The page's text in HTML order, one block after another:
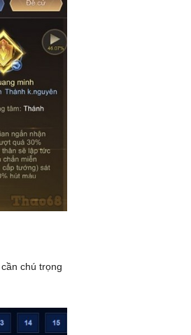
chú trọng